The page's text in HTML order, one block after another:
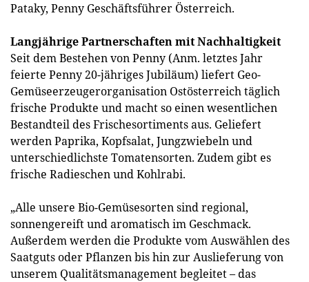
Pataky, Penny Geschäftsführer Österreich.
Langjährige Partnerschaften mit Nachhaltigkeit
Seit dem Bestehen von Penny (Anm. letztes Jahr
feierte Penny 20-jähriges Jubiläum) liefert Geo-
Gemüseerzeugerorganisation Ostösterreich täglich
frische Produkte und macht so einen wesentlichen
Bestandteil des Frischesortiments aus. Geliefert
werden Paprika, Kopfsalat, Jungzwiebeln und
unterschiedlichste Tomatensorten. Zudem gibt es
frische Radieschen und Kohlrabi.
„Alle unsere Bio-Gemüsesorten sind regional,
sonnengereift und aromatisch im Geschmack.
Außerdem werden die Produkte vom Auswählen des
Saatguts oder Pflanzen bis hin zur Auslieferung von
unserem Qualitätsmanagement begleitet – das